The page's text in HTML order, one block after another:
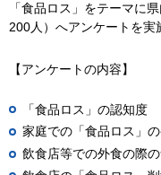
「食品ロス」をテーマに
200人）へアンケートを実
【アンケートの内容】
「食品ロス」の認知度
家庭での「食品ロス」
飲食店等での外食の際